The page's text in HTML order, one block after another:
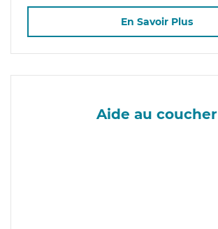
En Savoir Plus
Aide au coucher